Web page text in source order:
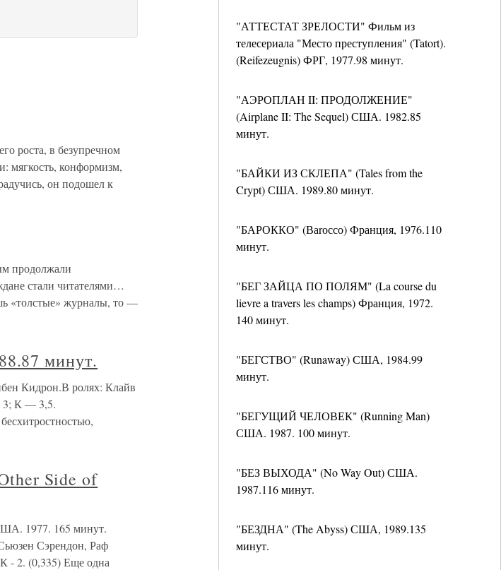
"АТТЕСТАТ ЗРЕЛОСТИ" Фильм из
телесериала "Место преступления" (Tatort).
(Reifezeugnis) ФРГ, 1977.98 минут.
"АЭРОПЛАН II: ПРОДОЛЖЕНИЕ"
(Airplane II: The Sequel) США. 1982.85
минут.
"БАЙКИ ИЗ СКЛЕПА" (Tales from the
Crypt) США. 1989.80 минут.
"БАРОККО" (Ваrоссо) Франция, 1976.110
минут.
"БЕГ ЗАЙЦА ПО ПОЛЯМ" (La course du
lievre a travers les champs) Франция, 1972.
140 минут.
"БЕГСТВО" (Runaway) США, 1984.99
минут.
"БЕГУЩИЙ ЧЕЛОВЕК" (Running Man)
США. 1987. 100 минут.
"БЕЗ ВЫХОДА" (No Way Out) США.
1987.116 минут.
"БЕЗДНА" (The Abyss) США, 1989.135
минут.
роста, в безупречном
мягкость, конформизм,
он подошел к
продолжали
стали читателями…
«толстые» журналы, то —
минут.
Кидрон.В ролях: Клайв
3; К — 3,5.
Side of
1977. 165 минут.
Сэрендон, Раф
- 2. (0,335) Еще одна